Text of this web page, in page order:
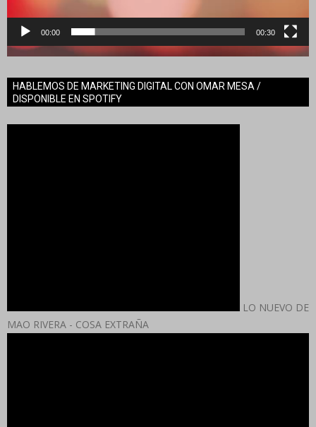
00:00 00:30
HABLEMOS DE MARKETING DIGITAL CON OMAR MESA /
DISPONIBLE EN SPOTIFY
LO NUEVO DE
MAO RIVERA - COSA EXTRAÑA